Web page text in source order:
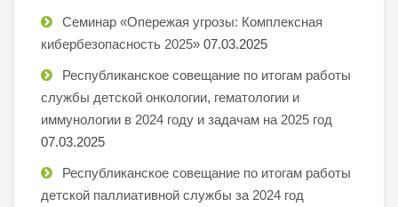
Семинар «Опережая угрозы: Комплексная
кибербезопасность 2025» 07.03.2025
Республиканское совещание по итогам работы
службы детской онкологии, гематологии и
иммунологии в 2024 году и задачам на 2025 год
07.03.2025
Республиканское совещание по итогам работы
детской паллиативной службы за 2024 год